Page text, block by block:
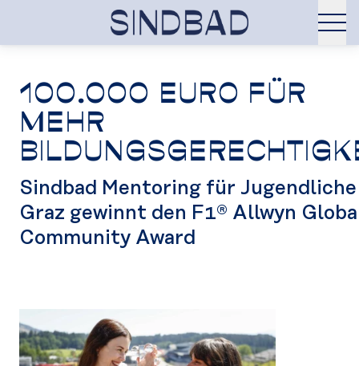
100.000 EURO FÜR
MEHR
Sindbad Mentoring für Jugendliche
Graz gewinnt den F1® Allwyn
Community Award